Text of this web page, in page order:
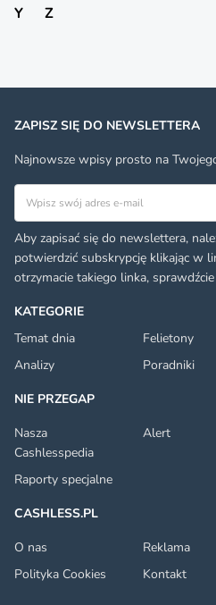
Y
Z
KATEGORIE
Temat dnia
Felietony
Analizy
Poradniki
NIE PRZEGAP
Nasza
Cashlesspedia
Alert
Raporty specjalne
CASHLESS.PL
O nas
Reklama
Polityka Cookies
Kontakt
ZAPISZ SIĘ DO NEWSLETTERA
Najnowsze wpisy prosto na
Adres email
Aby zapisać się do newslettera,
potwierdzić subskrypcję klikając w
otrzymacie takiego linka,